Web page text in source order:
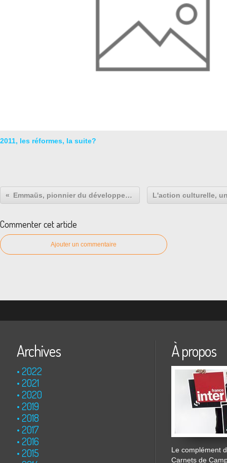
2011, les réformes, la suite?
Emmaüs, pionnier du développement durable.
Commenter cet article
Ajouter un commentaire
Archives
2022
2021
2020
2019
2018
2017
2016
2015
À propos
Le complément
Carnets de